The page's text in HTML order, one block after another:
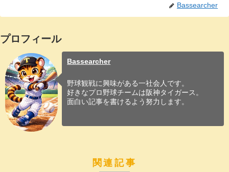
Bassearcher
プロフィール
Bassearcher
野球観戦に興味がある一社会人です。
好きなプロ野球チームは阪神タイガース。
面白い記事を書けるよう努力します。
関連記事